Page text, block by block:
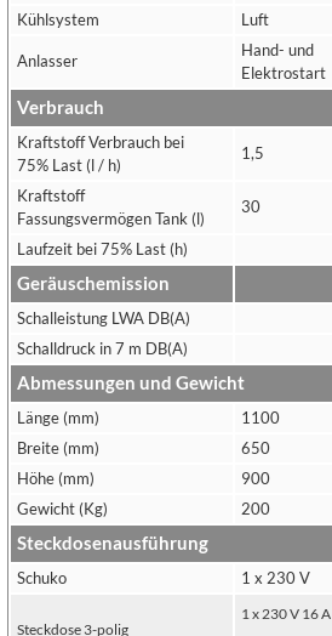
Kühlsystem
Luft
Anlasser
Hand- und
Elektrostart
Verbrauch
Kraftstoff Verbrauch bei
75% Last (l / h)
1,5
Kraftstoff
Fassungsvermögen Tank (l)
30
Laufzeit bei 75% Last (h)
Geräuschemission
Schalleistung LWA DB(A)
Schalldruck in 7 m DB(A)
Abmessungen und Gewicht
Länge (mm)
1100
Breite (mm)
650
Höhe (mm)
900
Gewicht (Kg)
200
Steckdosenausführung
Schuko 1 x 230 V
Steckdose 3-polig
1 x 230 V 16 A